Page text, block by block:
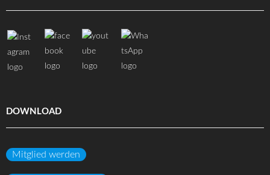
DOWNLOAD
Mitglied werden